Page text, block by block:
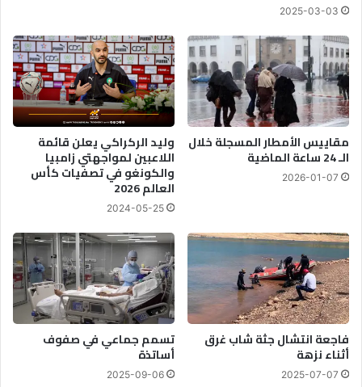
ا
ل
ن
ض
ل
ض
ا
ل
ع
م
ا
ر
م
ؤ
ر
خ
و
و
ر
ش
ة
ل
ل
ع
م
ل
ة
ا
ل
ذ
ه
2025-03-03
مقاييس الأمطار المسجلة خلال
الـ 24 ساعة الماضية
2026-01-07
وليد الركراكي يعلن قائمة
اللاعبين لمواجهتي زامبيا
والكونغو في تصفيات كأس
العالم 2026
2024-05-25
فاجعة انتشال جثة شاب غرق
أثناء نزهة
2025-07-07
تسمم جماعي في صفوف
أساتذة
2025-09-06